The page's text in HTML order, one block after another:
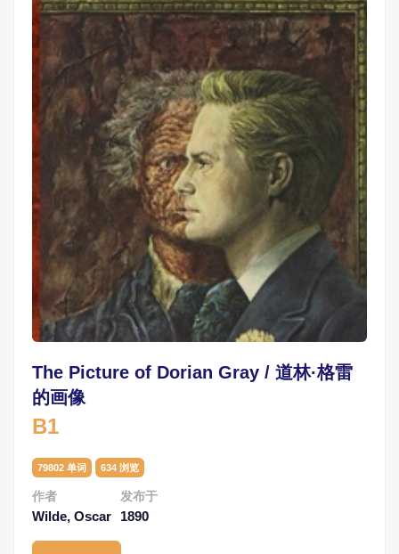
The Picture of Dorian Gray / 道林·格雷
的画像
B1
79802 单词 634 浏览
作者
Wilde, Oscar
发布于
1890